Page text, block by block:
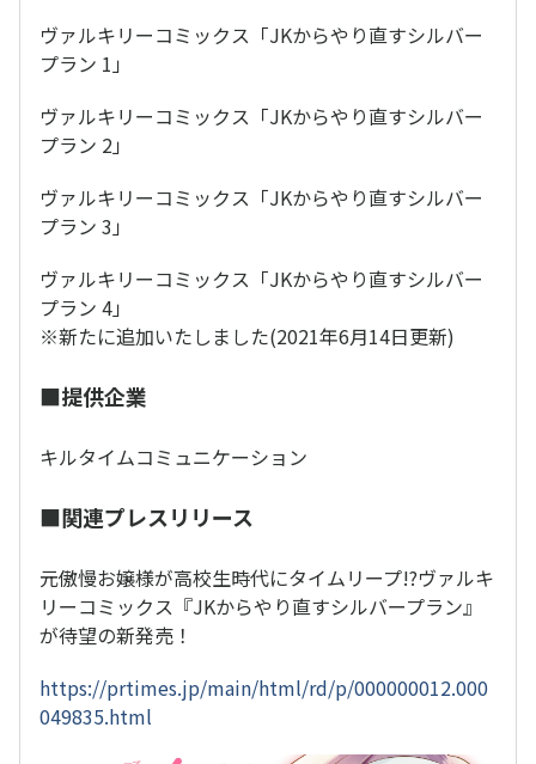
ヴァルキリーコミックス「JKからやり直すシルバー
プラン 1」
ヴァルキリーコミックス「JKからやり直すシルバー
プラン 2」
ヴァルキリーコミックス「JKからやり直すシルバー
プラン 3」
ヴァルキリーコミックス「JKからやり直すシルバー
プラン 4」
※新たに追加いたしました(2021年6月14日更新)
■提供企業
キルタイムコミュニケーション
■関連プレスリリース
元傲慢お嬢様が高校生時代にタイムリープ!?ヴァルキ
リーコミックス『JKからやり直すシルバープラン』
が待望の新発売！
https://prtimes.jp/main/html/rd/p/000000012.000
049835.html